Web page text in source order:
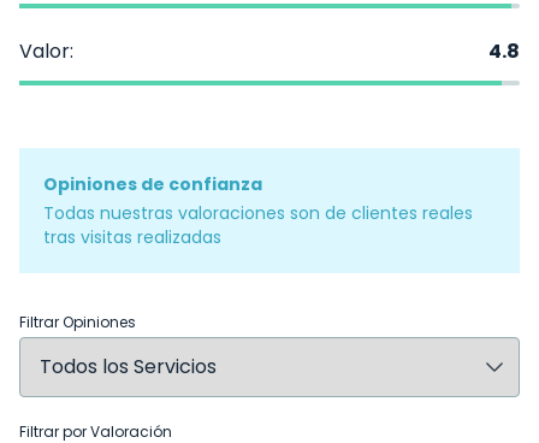
Valor: 4.8
Opiniones de confianza
Todas nuestras valoraciones son de clientes reales
tras visitas realizadas
Filtrar Opiniones
Filtrar por Valoración